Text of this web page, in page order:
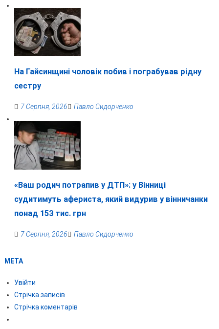
На Гайсинщині чоловік побив і пограбував рідну
сестру
7 Серпня, 2026 Павло Сидорченко
«Ваш родич потрапив у ДТП»: у Вінниці
судитимуть афериста, який видурив у вінничанки
понад 153 тис. грн
7 Серпня, 2026 Павло Сидорченко
МЕТА
Увійти
Стрічка записів
Стрічка коментарів